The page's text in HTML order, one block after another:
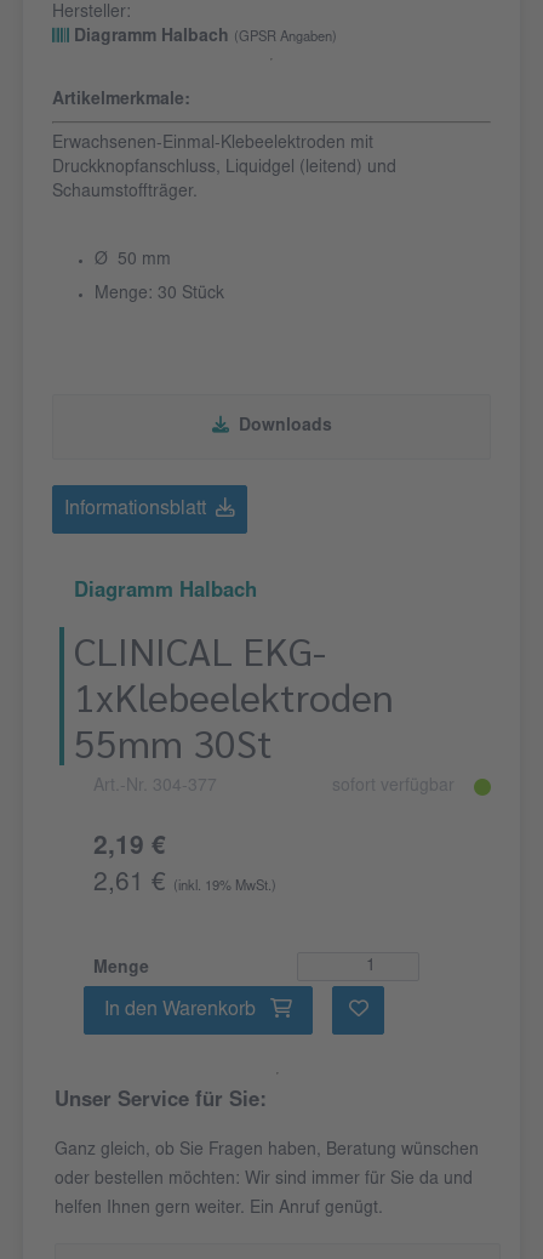
Hersteller:
Diagramm Halbach
(GPSR Angaben)
Artikelmerkmale:
Erwachsenen-Einmal-Klebeelektroden mit
Druckknopfanschluss, Liquidgel (leitend) und
Schaumstoffträger.
Ø 50 mm
Menge: 30 Stück
Downloads
Informationsblatt
Diagramm Halbach
CLINICAL EKG-
1xKlebeelektroden
55mm 30St
Art.-Nr. 304-377 sofort verfügbar
2,19 €
2,61 €
(inkl. 19% MwSt.)
Menge
In den Warenkorb
Unser Service für Sie:
Ganz gleich, ob Sie Fragen haben, Beratung wünschen
oder bestellen möchten: Wir sind immer für Sie da und
helfen Ihnen gern weiter. Ein Anruf genügt.